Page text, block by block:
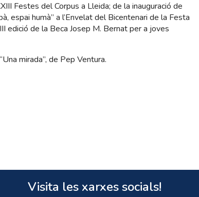
Festes del Corpus a Lleida; de la inauguració de
espai humà” a l’Envelat del Bicentenari de la Festa
edició de la Beca Josep M. Bernat per a joves
mirada”, de Pep Ventura.
Visita les xarxes socials!